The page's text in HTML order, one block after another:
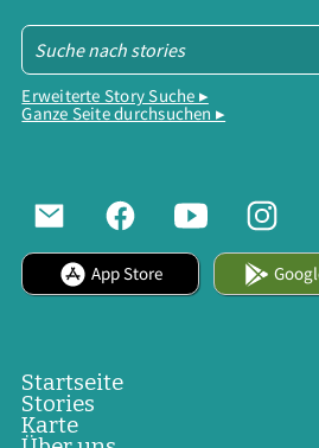
Erweiterte Story Suche ▸
Ganze Seite durchsuchen ▸
App Store
Startseite
Stories
Karte